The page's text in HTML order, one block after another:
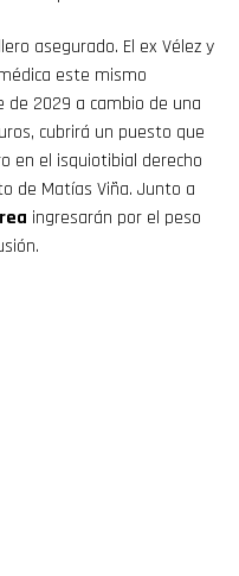
asegurado. El ex Vélez y
este mismo
2029 a cambio de una
cubrirá un puesto que
en el isquiotibial derecho
de Matías Viña. Junto a
ingresarán por el peso